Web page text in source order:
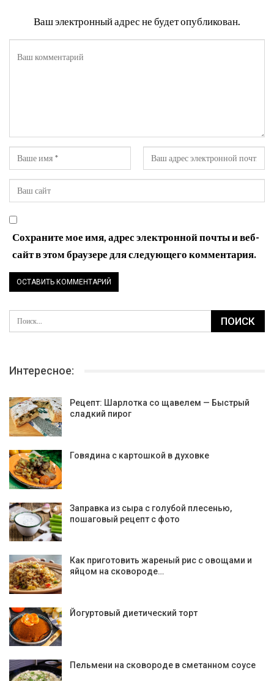
Ваш электронный адрес не будет опубликован.
Сохраните мое имя, адрес электронной почты и веб-
сайт в этом браузере для следующего комментария.
Интересное:
Рецепт: Шарлотка со щавелем — Быстрый
сладкий пирог
Говядина с картошкой в духовке
Заправка из сыра с голубой плесенью,
пошаговый рецепт с фото
Как приготовить жареный рис с овощами и
яйцом на сковороде…
Йогуртовый диетический торт
Пельмени на сковороде в сметанном соусе